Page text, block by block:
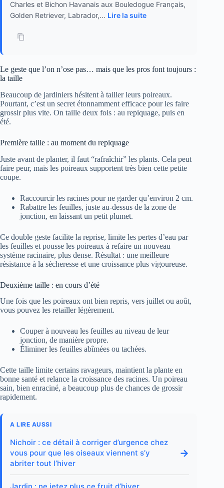
Charles et Bichon Havanais aux Bouledogue Français,
Golden Retriever, Labrador,... Lire la suite
Le geste que l’on n’ose pas… mais que les pros font toujours :
la taille
Beaucoup de jardiniers hésitent à tailler leurs poireaux.
Pourtant, c’est un secret étonnamment efficace pour les faire
grossir plus vite. On taille deux fois : au repiquage, puis en
été.
Première taille : au moment du repiquage
Juste avant de planter, il faut “rafraîchir” les plants. Cela peut
faire peur, mais les poireaux supportent très bien cette petite
coupe.
Raccourcir les racines pour ne garder qu’environ 2 cm.
Rabattre les feuilles, juste au-dessus de la zone de
jonction, en laissant un petit plumet.
Ce double geste facilite la reprise, limite les pertes d’eau par
les feuilles et pousse les poireaux à refaire un nouveau
système racinaire, plus dense. Résultat : une meilleure
résistance à la sécheresse et une croissance plus vigoureuse.
Deuxième taille : en cours d’été
Une fois que les poireaux ont bien repris, vers juillet ou août,
vous pouvez les retailler légèrement.
Couper à nouveau les feuilles au niveau de leur
jonction, de manière propre.
Éliminer les feuilles abîmées ou tachées.
Cette taille limite certains ravageurs, maintient la plante en
bonne santé et relance la croissance des racines. Un poireau
sain, bien enraciné, a beaucoup plus de chances de grossir
rapidement.
A LIRE AUSSI
Nichoir : ce détail à corriger d’urgence chez
vous pour que les oiseaux viennent s’y
abriter tout l’hiver
→